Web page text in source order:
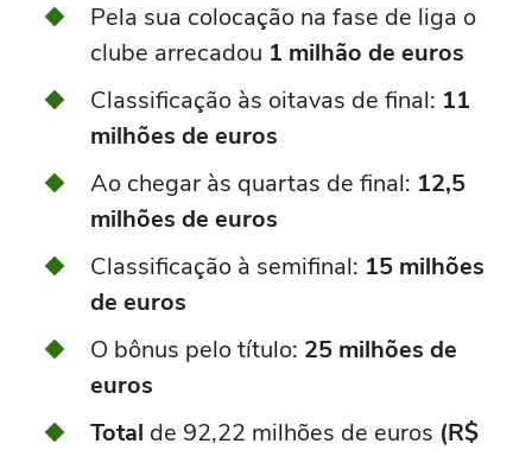
Pela sua colocação na fase de liga o
clube arrecadou 1 milhão de euros
Classificação às oitavas de final: 11
milhões de euros
Ao chegar às quartas de final: 12,5
milhões de euros
Classificação à semifinal: 15 milhões
de euros
O bônus pelo título: 25 milhões de
euros
Total de 92,22 milhões de euros (R$